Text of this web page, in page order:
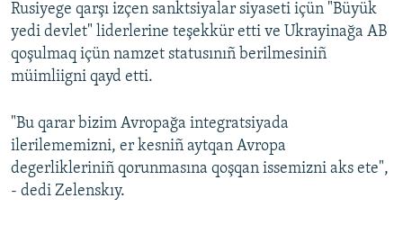
Rusiyege qarşı izçen sanktsiyalar siyaseti içün "Büyük
yedi devlet" liderlerine teşekkür etti ve Ukrayinağa AB
qoşulmaq içün namzet statusınıñ berilmesiniñ
müimliigni qayd etti.
"Bu qarar bizim Avropağa integratsiyada
ilerilememizni, er kesniñ aytqan Avropa
degerlikleriniñ qorunmasına qoşqan issemizni aks ete",
- dedi Zelenskıy.